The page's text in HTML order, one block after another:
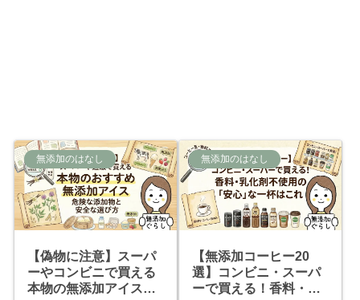
無添加のはなし
【偽物に注意】スーパ
ーやコンビニで買える
本物の無添加アイスお
無添加のはなし
【無添加コーヒー20
選】コンビニ・スーパ
ーで買える！香料・乳